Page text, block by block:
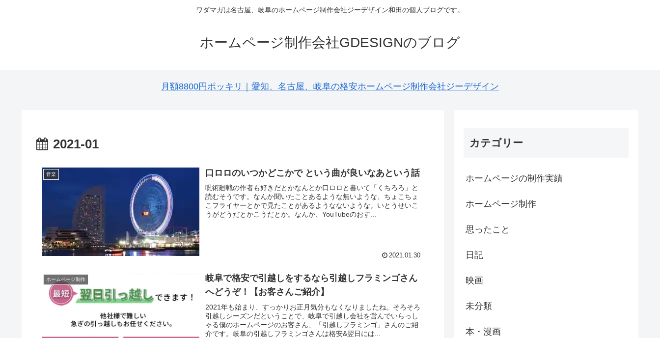
ワダマガは名古屋、岐阜のホームページ制作会社ジーデザイン和田の個人ブログです。
ホームページ制作会社GDESIGNのブログ
月額8800円ポッキリ｜愛知、名古屋、岐阜の格安ホームページ制作会社ジーデザイン
2021-01
音楽 口ロロのいつかどこかで という曲が良いなあという話
呪術廻戦の作者も好きだとかなんとか口ロロと書いて「くちろろ」と
読むそうです。なんか聞いたことあるような無いような、ちょこちょ
こフライヤーとかで見たことがあるようなないような。いとうせいこ
うがどうだとかこうだとか。なんか、YouTubeのおす...
2021.01.30
ホームページ制作
岐阜で格安で引越しをするなら引越しフラミンゴさん
へどうぞ！【お客さんご紹介】
2021年も始まり、すっかりお正月気分もなくなりましたね。そろそろ
引越しシーズンだということで、岐阜で引越し会社を営んでいらっし
ゃる僕のホームページのお客さん、「引越しフラミンゴ」さんのご紹
介です。岐阜の引越しフラミンゴさんは格安&翌日には...
カテゴリー
ホームページの制作実績
ホームページ制作
思ったこと
日記
映画
未分類
本・漫画